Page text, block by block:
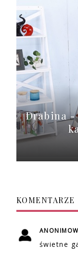
Drabina -
KOMENTARZE
świetne